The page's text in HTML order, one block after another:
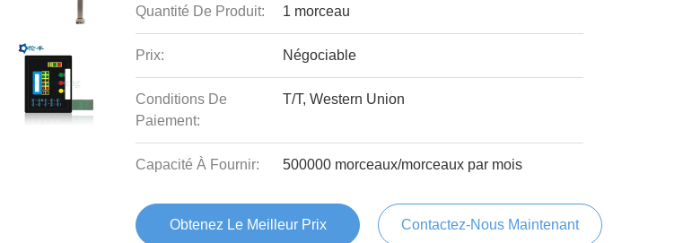
Quantité De Produit: 1 morceau
Prix: Négociable
Conditions De
Paiement:
T/T, Western Union
Capacité À Fournir: 500000 morceaux/morceaux par mois
Obtenez Le Meilleur Prix Contactez-Nous Maintenant